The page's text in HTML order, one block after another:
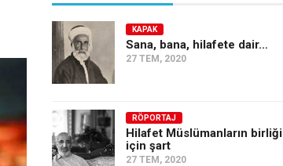
KAPAK
Sana, bana, hilafete dair…
27 TEM, 2020
RÖPORTAJ
Hilafet Müslümanların birliği
için şart
27 TEM, 2020